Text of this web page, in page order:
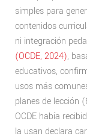
simples para
contenidos
ni integración
(OCDE, 2024),
educativos,
usos más
planes de lección
OCDE había
la usan declara